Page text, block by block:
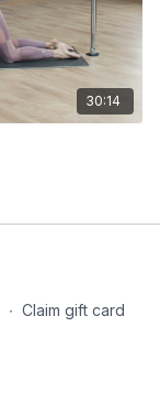
30:14
∙ Claim gift card